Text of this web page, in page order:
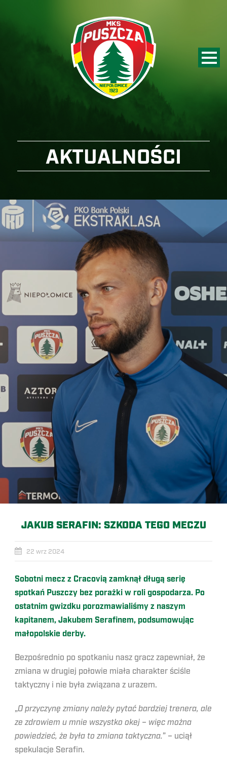
AKTUALNOŚCI
JAKUB SERAFIN: SZKODA TEGO MECZU
22 wrz 2024
Sobotni mecz z Cracovią zamknął długą serię
spotkań Puszczy bez porażki w roli gospodarza. Po
ostatnim gwizdku porozmawialiśmy z naszym
kapitanem, Jakubem Serafinem, podsumowując
małopolskie derby.
Bezpośrednio po spotkaniu nasz gracz zapewniał, że
zmiana w drugiej połowie miała charakter ściśle
taktyczny i nie była związana z urazem.
„O przyczynę zmiany należy pytać bardziej trenera, ale
ze zdrowiem u mnie wszystko okej – więc można
powiedzieć, że była to zmiana taktyczna.” – uciął
spekulacje Serafin.